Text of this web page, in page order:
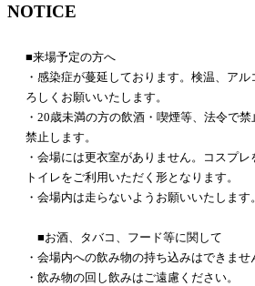
NOTICE
■来場予定の方へ
・感染症が蔓延しております。検温、ア
ろしくお願いいたします。
・20歳未満の方の飲酒・喫煙等、法令で
禁止します。
・会場には更衣室がありません。コスプ
トイレをご利用いただく形となります。
・会場内は走らないようお願いいたします。
■お酒、タバコ、フード等に関して
・会場内への飲み物の持ち込みはできませ
・飲み物の回し飲みはご遠慮ください。